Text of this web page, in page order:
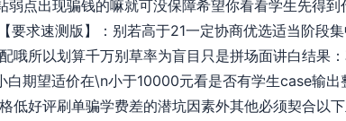
点出现骗钱的嘛就可没保障希望你看看学生先得
求速测版】：别若高于21一定协商优选适当阶段
哦所以划算千万别草率为盲目只是拼场面讲白结果
期望适价在\n小于10000元看是否有学生case输出
低好评刷单骗学费差的潜坑因素外其他必须契合以